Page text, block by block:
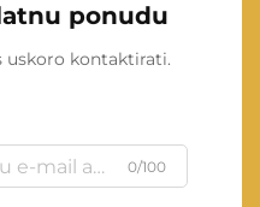
ponudu
uskoro kontaktirati.
0/100